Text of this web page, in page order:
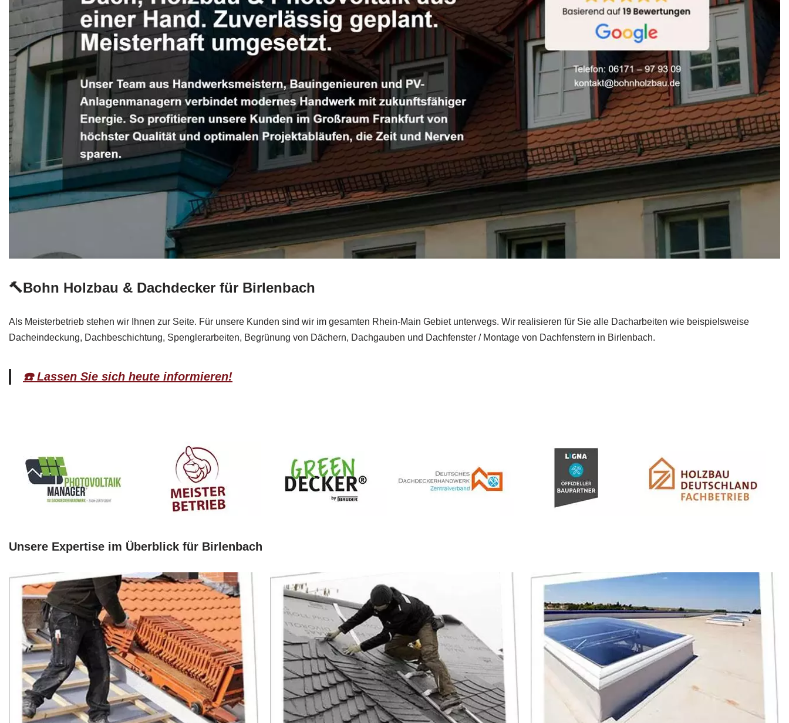
🔨Bohn Holzbau & Dachdecker für Birlenbach
Als Meisterbetrieb stehen wir Ihnen zur Seite. Für unsere Kunden sind wir im gesamten Rhein-Main Gebiet unterwegs. Wir realisieren für Sie alle Dacharbeiten wie beispielsweise
Dacheindeckung, Dachbeschichtung, Spenglerarbeiten, Begrünung von Dächern, Dachgauben und Dachfenster / Montage von Dachfenstern in Birlenbach.
☎️ Lassen Sie sich heute informieren!
Unsere Expertise im Überblick für Birlenbach